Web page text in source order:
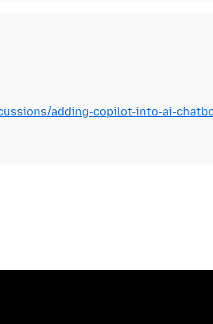
adding-copilot-into-ai-